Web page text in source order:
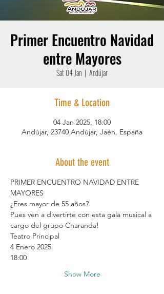
Primer Encuentro Navidad
entre Mayores
Sat 04 Jan
  |
Andújar
Time & Location
04 Jan 2025, 18:00
Andújar, 23740 Andújar, Jaén, España
About the event
PRIMER ENCUENTRO NAVIDAD ENTRE
MAYORES
¿Eres mayor de 55 años?
Pues ven a divertirte con esta gala musical a
cargo del grupo Charanda!
Teatro Principal
4 Enero 2025
18:00
Show More